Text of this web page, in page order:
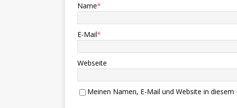
Name*
E-Mail*
Webseite
Meinen Namen, E-Mail und Website in